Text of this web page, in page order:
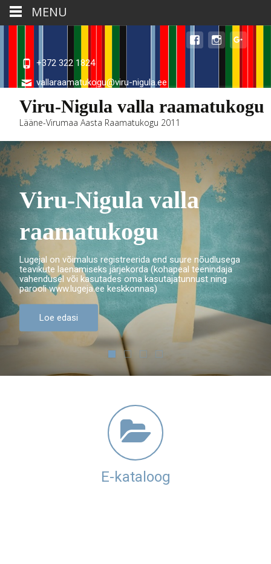
+372 322 1824
vallaraamatukogu@viru-nigula.ee
Viru-Nigula valla raamatukogu
Lääne-Virumaa Aasta Raamatukogu 2011
Viru-Nigula valla
raamatukogu
Lugejal on võimalus registreerida end suure nõudlusega
teavikute laenamiseks järjekorda (kohapeal teenindaja
vahendusel või kasutades oma kasutajatunnust ning
parooli www.lugeja.ee keskkonnas)
Loe edasi
E-kataloog
MENU